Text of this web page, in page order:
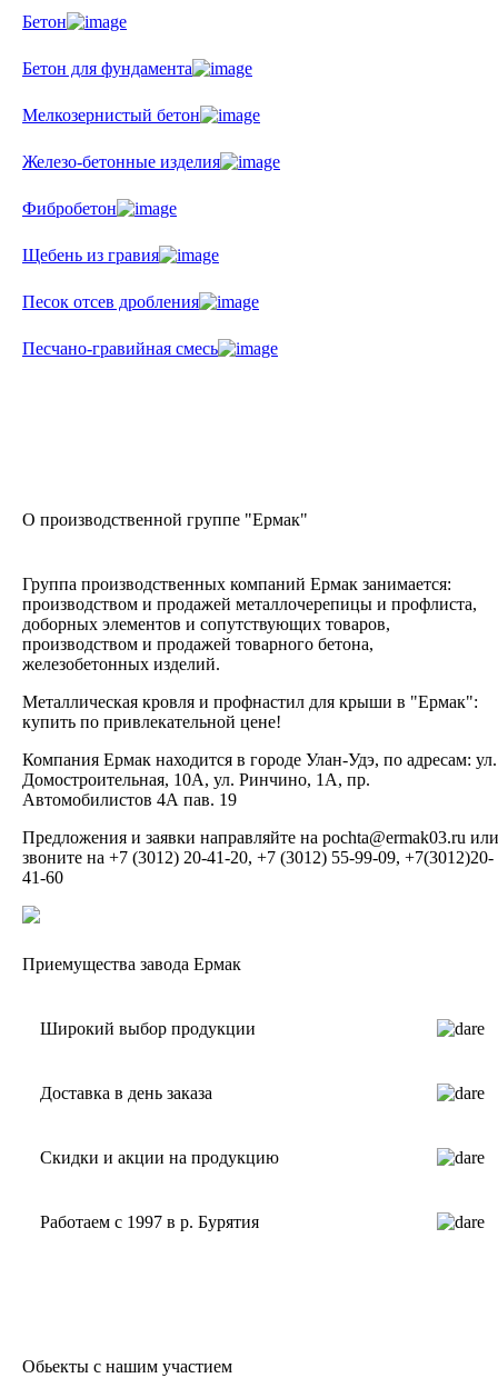
Бетон
Бетон для фундамента
Мелкозернистый бетон
Железо-бетонные изделия
Фибробетон
Щебень из гравия
Песок отсев дробления
Песчано-гравийная смесь
О производственной группе "Ермак"
Группа производственных компаний Ермак занимается:
производством и продажей металлочерепицы и профлиста,
доборных элементов и сопутствующих товаров,
производством и продажей товарного бетона,
железобетонных изделий.
Металлическая кровля и профнастил для крыши в "Ермак":
купить по привлекательной цене!
Компания Ермак находится в городе Улан-Удэ, по адресам: ул.
Домостроительная, 10А, ул. Ринчино, 1А, пр.
Автомобилистов 4А пав. 19
Предложения и заявки направляйте на pochta@ermak03.ru или
звоните на +7 (3012) 20-41-20, +7 (3012) 55-99-09, +7(3012)20-
41-60
Приемущества завода Ермак
Широкий выбор продукции
Доставка в день заказа
Скидки и акции на продукцию
Работаем с 1997 в р. Бурятия
Обьекты с нашим участием